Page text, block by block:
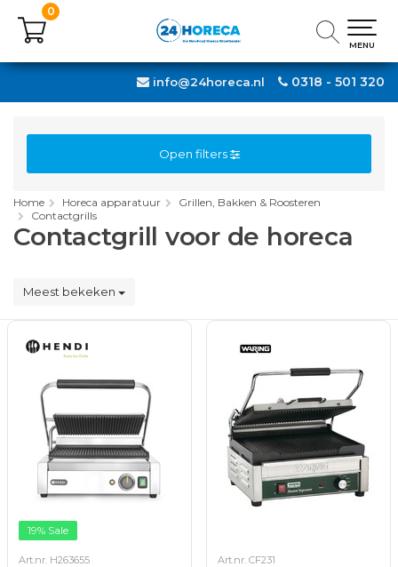
0318 - 501 320
info@24horeca.nl
0
MENU
0
MENU
Open filters
Home Horeca apparatuur
Grillen, Bakken & Roosteren
Contactgrills
Contactgrill voor de horeca
Meest bekeken
19% Sale
Art.nr. H263655 Art.nr. CF231